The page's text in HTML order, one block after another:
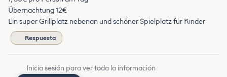
Übernachtung 12€
Ein super Grillplatz nebenan und schöner Spielplatz für Kinder
Respuesta
Inicia sesión para ver toda la información